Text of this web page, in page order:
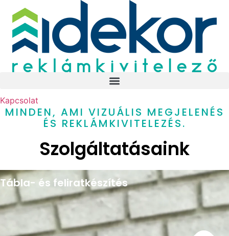
Ugrás
tartalomhoz
Kapcsolat
MINDEN, AMI VIZUÁLIS MEGJELENÉS
ÉS REKLÁMKIVITELEZÉS.
Szolgáltatásaink
Tábla- és feliratkészítés